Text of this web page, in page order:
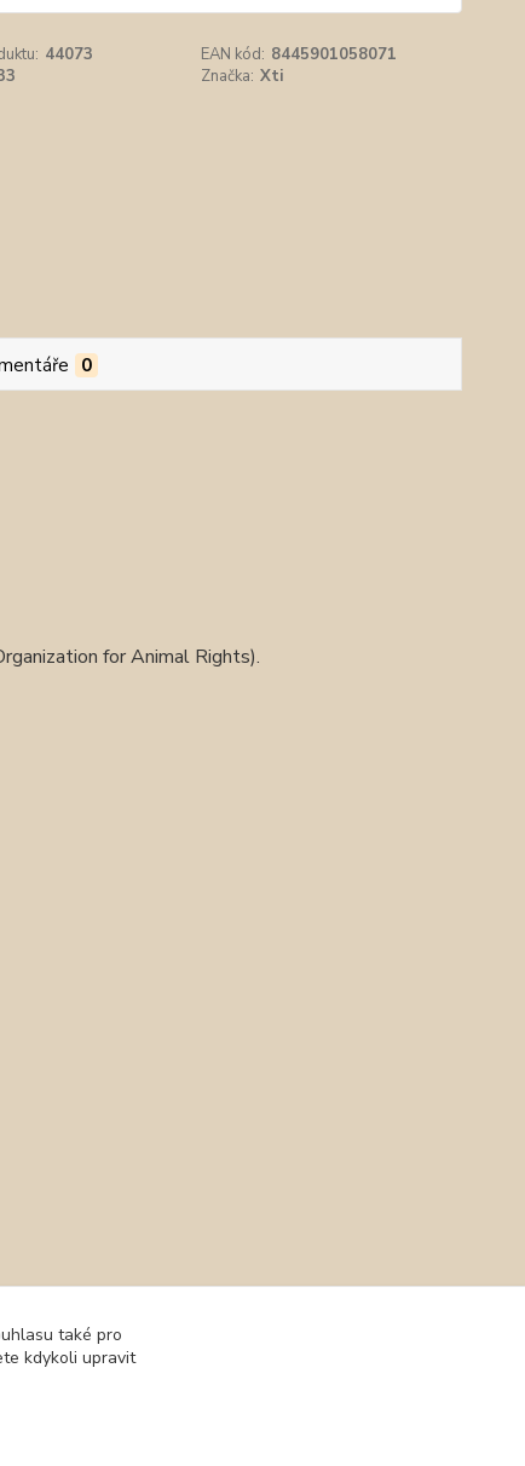
44073 EAN kód: 8445901058071
Značka: Xti
0
for Animal Rights).
také pro
kdykoli upravit